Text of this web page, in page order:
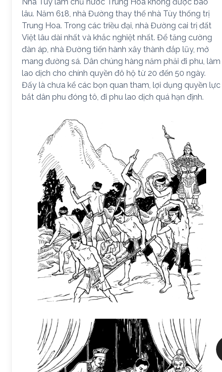
lâu. Năm 618, nhà Đường thay thế nhà Tùy thống trị
Trung Hoa. Trong các triều đại, nhà Đường cai trị đất
Việt lâu dài nhất và khắc nghiệt nhất. Để tăng cường
đàn áp, nhà Đường tiến hành xây thành đắp lũy, mở
mang đường sá. Dân chúng hàng năm phải đi phu, làm
lao dịch cho chính quyền đô hộ từ 20 đến 50 ngày.
Đấy là chưa kể các bọn quan tham, lợi dụng quyền lực
bắt dân phu đóng tô, đi phu lao dịch quá hạn định.